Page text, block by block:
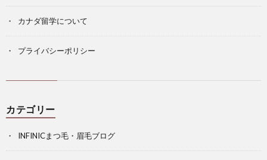
カナダ留学について
プライバシーポリシー
カテゴリー
INFINICまつ毛・眉毛ブログ